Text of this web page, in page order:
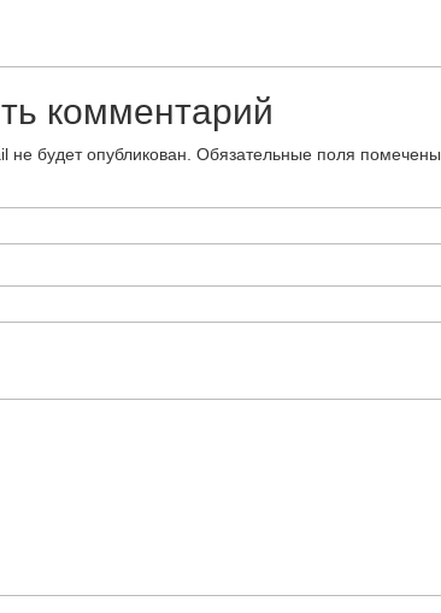
комментарий
будет опубликован. Обязательные поля помечены